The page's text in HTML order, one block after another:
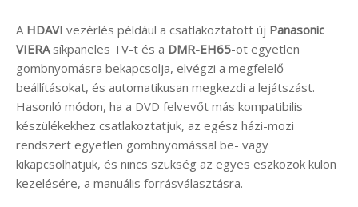
A HDAVI vezérlés például a csatlakoztatott új Panasonic
VIERAsíkpaneles TV-t és a DMR-EH65-öt egyetlen
gombnyomásra bekapcsolja, elvégzi a megfelelő
beállításokat, és automatikusan megkezdi a lejátszást.
Hasonló módon, ha a DVD felvevőt más kompatibilis
készülékekhez csatlakoztatjuk, az egész házi-mozi
rendszert egyetlen gombnyomással be- vagy
kikapcsolhatjuk, és nincs szükség az egyes eszközök külön
kezelésére, a manuális forrásválasztásra.